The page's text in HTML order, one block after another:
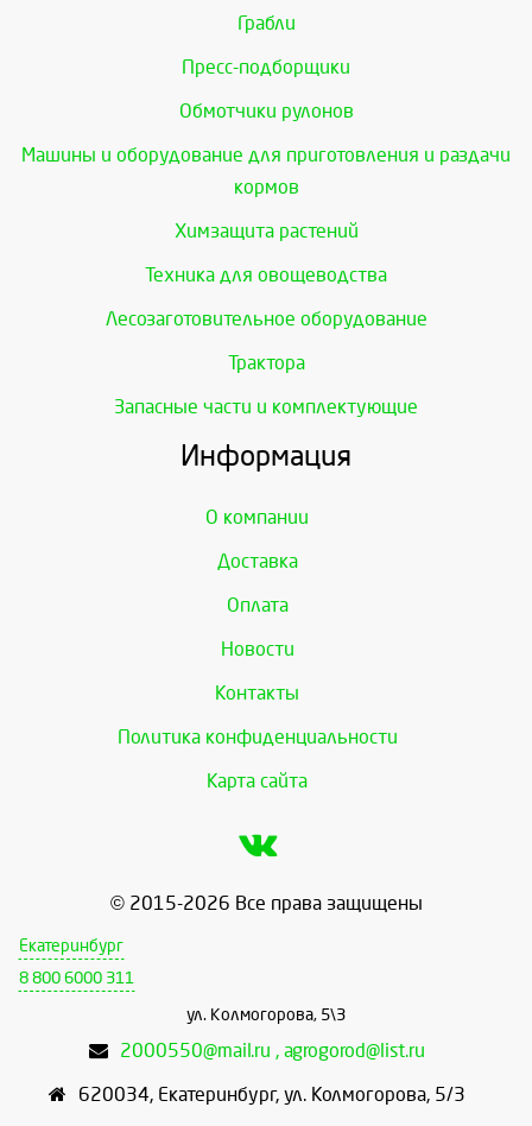
Грабли
Пресс-подборщики
Обмотчики рулонов
Машины и оборудование для приготовления и раздачи
кормов
Химзащита растений
Техника для овощеводства
Лесозаготовительное оборудование
Трактора
Запасные части и комплектующие
Информация
О компании
Доставка
Оплата
Новости
Контакты
Политика конфиденциальности
Карта сайта
© 2015-2026 Все права защищены
Екатеринбург
8 800 6000 311
ул. Колмогорова, 5\3
2000550@mail.ru , agrogorod@list.ru
620034, Екатеринбург, ул. Колмогорова, 5/3